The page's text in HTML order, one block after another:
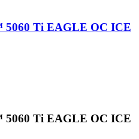
5060 Ti EAGLE OC ICE
5060 Ti EAGLE OC ICE